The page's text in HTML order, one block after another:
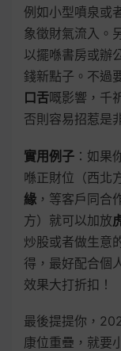
例如小型噴泉或
象徵財氣流入。
以擺喺書房或辦
錢新點子。不過
口舌嘅影響，千
否則容易招惹是
實用例子 ：如果
喺正財位（西北
緣 ，等客戶同合
方）就可以加放
炒股或者做生意
得，最好配合個
效果大打折扣！
最後提提你，
康位重疊，就要